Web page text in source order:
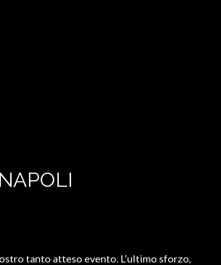
tanto atteso evento. L’ultimo sforzo,